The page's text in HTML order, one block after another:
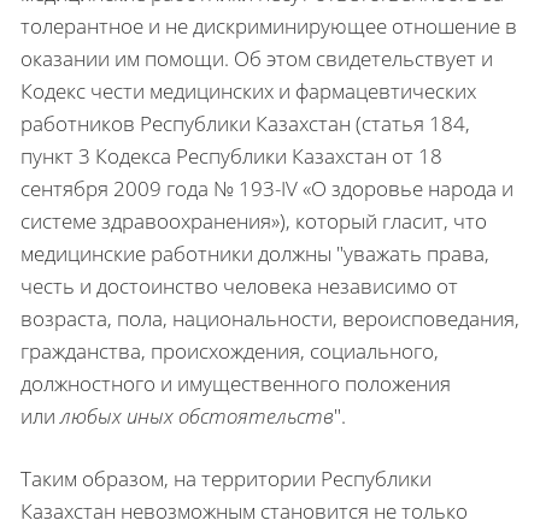
толерантное и не дискриминирующее отношение в
оказании им помощи. Об этом свидетельствует и
Кодекс чести медицинских и фармацевтических
работников Республики Казахстан (статья 184,
пункт 3 Кодекса Республики Казахстан от 18
сентября 2009 года № 193-IV «О здоровье народа и
системе здравоохранения»), который гласит, что
медицинские работники должны "уважать права,
честь и достоинство человека независимо от
возраста, пола, национальности, вероисповедания,
гражданства, происхождения, социального,
должностного и имущественного положения
или любых иных обстоятельств".
Таким образом, на территории Республики
Казахстан невозможным становится не только